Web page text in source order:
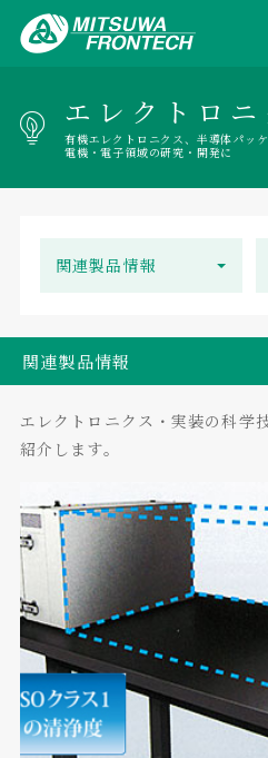
エレクトロ
有機エレクトロニクス、半導体パッ
電機・電子領域の研究・開発に
関連製品情報
関連製品情報
エレクトロニクス・実装の科学
紹介します。